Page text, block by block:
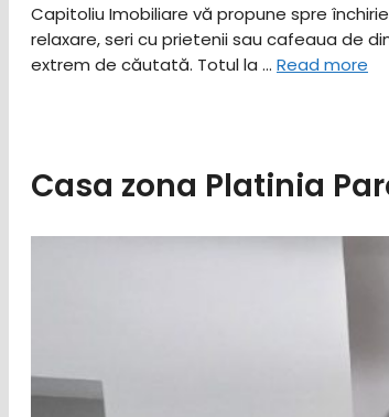
Capitoliu Imobiliare vă propune spre
relaxare, seri cu prietenii sau cafeaua de
extrem de căutată. ​Totul la … Read more
Casa zona Platinia